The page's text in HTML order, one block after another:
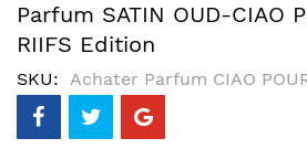
Parfum SATIN OUD-CIAO
RIIFS Edition
SKU Achater Parfum CIAO